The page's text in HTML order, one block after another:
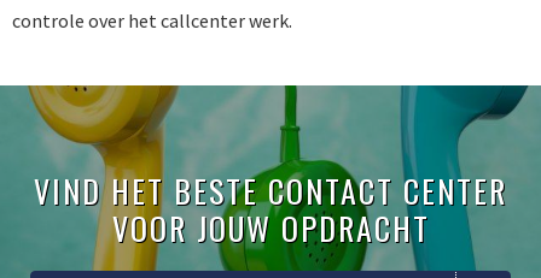
controle over het callcenter werk.
VIND HET BESTE CONTACT CENTER
VOOR JOUW OPDRACHT